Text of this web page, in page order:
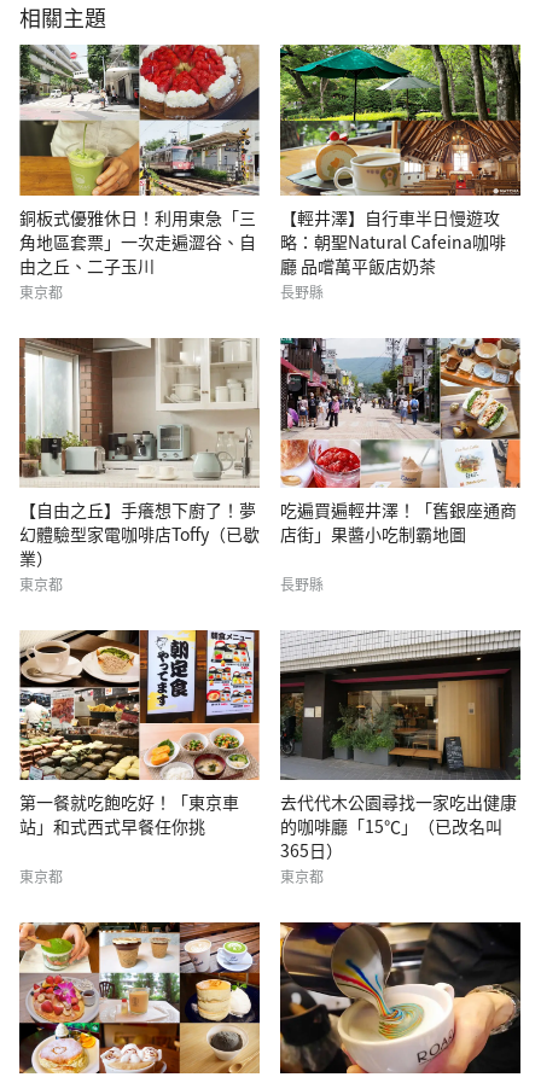
相關主題
銅板式優雅休日！利用東急「三
角地區套票」一次走遍澀谷、自
由之丘、二子玉川
東京都
【輕井澤】自行車半日慢遊攻
略：朝聖Natural Cafeina咖啡
廳 品嚐萬平飯店奶茶
長野縣
【自由之丘】手癢想下廚了！夢
幻體驗型家電咖啡店Toffy（已歇
業）
東京都
吃遍買遍輕井澤！「舊銀座通商
店街」果醬小吃制霸地圖
長野縣
第一餐就吃飽吃好！「東京車
站」和式西式早餐任你挑
東京都
去代代木公園尋找一家吃出健康
的咖啡廳「15℃」（已改名叫
365日）
東京都